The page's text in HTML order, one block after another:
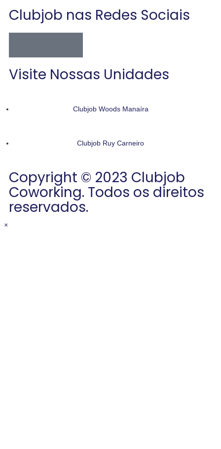
Clubjob nas Redes Sociais
Visite Nossas Unidades
Clubjob Woods Manaíra
Clubjob Ruy Carneiro
Copyright © 2023 Clubjob
Coworking. Todos os direitos
reservados.
×